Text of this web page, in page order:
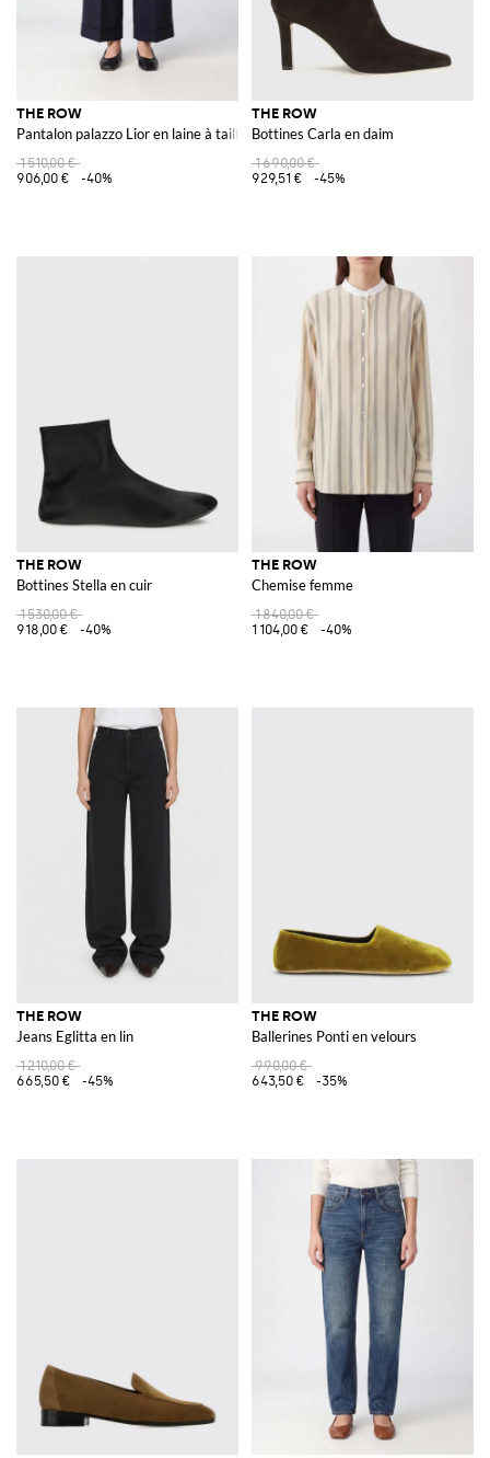
THE ROW
Pantalon palazzo Lior en laine à taille haute et jambe large
1 510,00 €
906,00 €
-40%
THE ROW
Bottines Carla en daim
1 690,00 €
929,51 €
-45%
THE ROW
Bottines Stella en cuir
1 530,00 €
918,00 €
-40%
THE ROW
Chemise femme
1 840,00 €
1 104,00 €
-40%
THE ROW
Jeans Eglitta en lin
1 210,00 €
665,50 €
-45%
THE ROW
Ballerines Ponti en velours
990,00 €
643,50 €
-35%